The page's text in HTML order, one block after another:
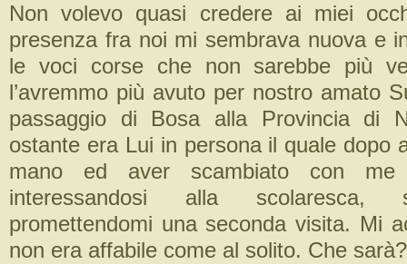
Non volevo quasi credere ai miei
presenza fra noi mi sembrava nuova e
le voci corse che non sarebbe più
l’avremmo più avuto per nostro amato
passaggio di Bosa alla Provincia di
ostante era Lui in persona il quale dopo
mano ed aver scambiato con me
interessandosi alla scolaresca,
promettendomi una seconda visita. Mi
non era affabile come al solito. Che